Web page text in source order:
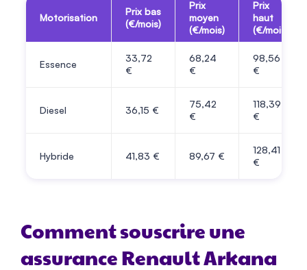
Motorisation
Prix bas
(€/mois)
Prix
moyen
(€/mois)
Prix
haut
(€/mois)
Essence
33,72
€
68,24
€
98,56
€
Diesel 36,15 €
75,42
€
118,39
€
Hybride 41,83 € 89,67 €
128,41
€
Comment souscrire une
assurance Renault Arkana